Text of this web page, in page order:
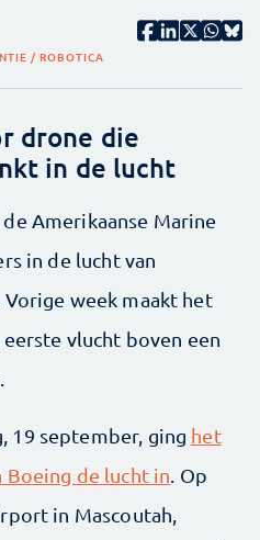
/ ROBOTICA
drone die
in de lucht
Amerikaanse Marine
in de lucht van
week maakt het
vlucht boven een
19 september, ging het
de lucht in . Op
in Mascoutah,